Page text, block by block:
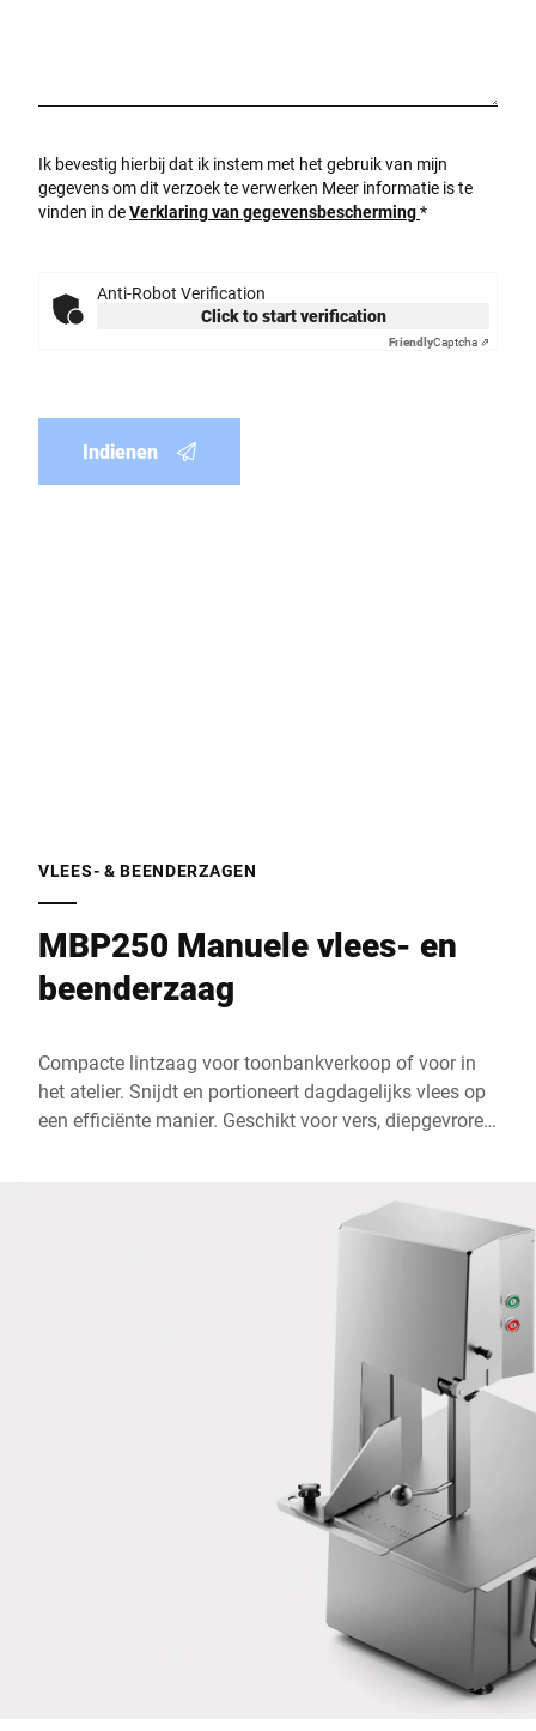
Ik bevestig hierbij dat ik instem met het gebruik van mijn
gegevens om dit verzoek te verwerken Meer informatie is te
vinden in deVerklaring van gegevensbescherming*
Anti-Robot Verification
Click to start verification
FriendlyCaptcha ⇗
Indienen
VLEES- & BEENDERZAGEN
MBP250 Manuele vlees- en
beenderzaag
Compacte lintzaag voor toonbankverkoop of voor in
het atelier. Snijdt en portioneert dagdagelijks vlees op
een efficiënte manier. Geschikt voor vers, diepgevroren